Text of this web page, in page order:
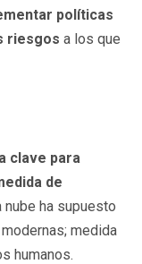
políticas
riesgos a los que
clave para
de
nube ha supuesto
medida
humanos.